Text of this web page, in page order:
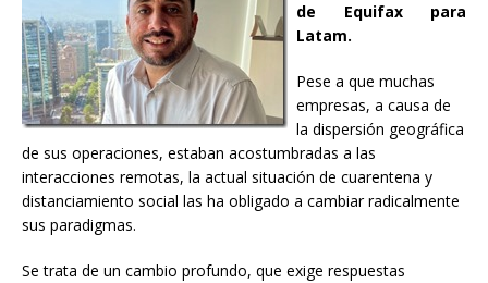
de Equifax para
Latam.
Pese a que muchas
empresas, a causa de
la dispersión geográfica
de sus operaciones, estaban acostumbradas a las
interacciones remotas, la actual situación de cuarentena y
distanciamiento social las ha obligado a cambiar radicalmente
sus paradigmas.
Se trata de un cambio profundo, que exige respuestas